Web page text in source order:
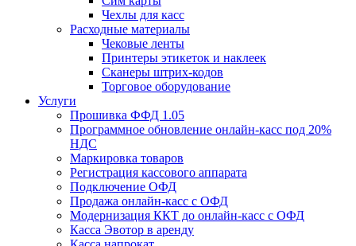
Чехлы для касс
Расходные материалы
Чековые ленты
Принтеры этикеток и наклеек
Сканеры штрих-кодов
Торговое оборудование
Услуги
Прошивка ФФД 1.05
Программное обновление онлайн-касс под 20%
НДС
Маркировка товаров
Регистрация кассового аппарата
Подключение ОФД
Продажа онлайн-касс с ОФД
Модернизация ККТ до онлайн-касс с ОФД
Касса Эвотор в аренду